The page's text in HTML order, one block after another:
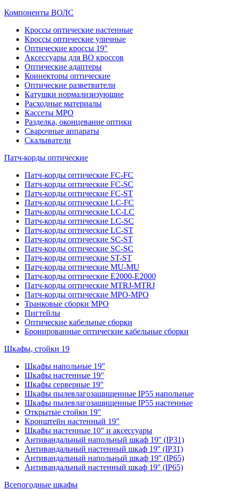
Компоненты ВОЛС
Кроссы оптические настенные
Кроссы оптические уличные
Оптические кроссы 19"
Аксессуары для ВО кроссов
Оптические адаптеры
Коннекторы оптические
Оптические разветвители
Катушки нормализизующие
Расходные материалы
Кассеты MPO
Разделка, оконцевание оптики
Сварочные аппараты
Скалыватели
Патч-корды оптические
Патч-корды оптические FC-FC
Патч-корды оптические FC-SC
Патч-корды оптические FC-ST
Патч-корды оптические LC-FC
Патч-корды оптические LC-LC
Патч-корды оптические LC-SC
Патч-корды оптические LC-ST
Патч-корды оптические SC-ST
Патч-корды оптические SC-SC
Патч-корды оптические ST-ST
Патч-корды оптические MU-MU
Патч-корды оптические E2000-E2000
Патч-корды оптические MTRJ-MTRJ
Патч-корды оптические MPO-MPO
Транковые сборки MPO
Пигтейлы
Оптические кабельные сборки
Бронированные оптические кабельные сборки
Шкафы, стойки 19
Шкафы напольные 19"
Шкафы настенные 19"
Шкафы серверные 19"
Шкафы пылевлагозащищенные IP55 напольные
Шкафы пылевлагозащищенные IP55 настенные
Открытые стойки 19"
Кронштейн настенный 19"
Шкафы настенные 10" и аксессуары
Антивандальный напольный шкаф 19'' (IP31)
Антивандальный настенный шкаф 19'' (IP31)
Антивандальный напольный шкаф 19'' (IP65)
Антивандальный настенный шкаф 19'' (IP65)
Всепогодные шкафы